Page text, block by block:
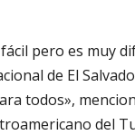
pero es muy
de El
todos»,
del